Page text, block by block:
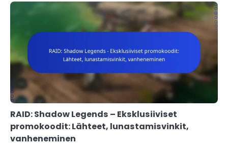
RAID: Shadow Legends – Eksklusiiviset
promokoodit: Lähteet, lunastamisvinkit,
vanheneminen